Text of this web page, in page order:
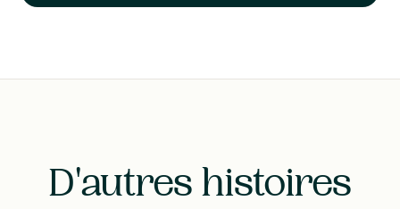
D'autres histoires